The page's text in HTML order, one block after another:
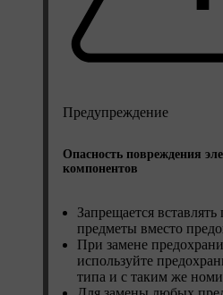
Предупреждение
Опасность повреждения
компонентов
Запрещается
предметы вместо
При замене
используйте
типа и с таким же